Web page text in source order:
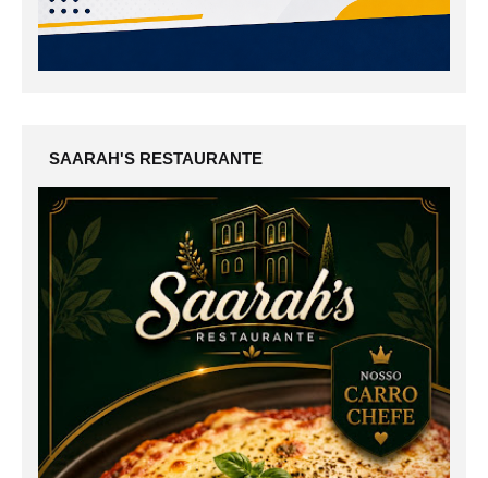
SAARAH'S RESTAURANTE